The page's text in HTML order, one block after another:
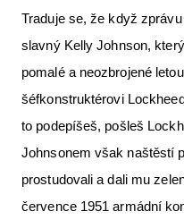
Traduje se, že když
slavný Kelly Johnson,
pomalé a neozbrojené
šéfkonstruktérovi
to podepíšeš, pošleš
Johnsonem však naštěstí
prostudovali a dali mu
července 1951 armádní